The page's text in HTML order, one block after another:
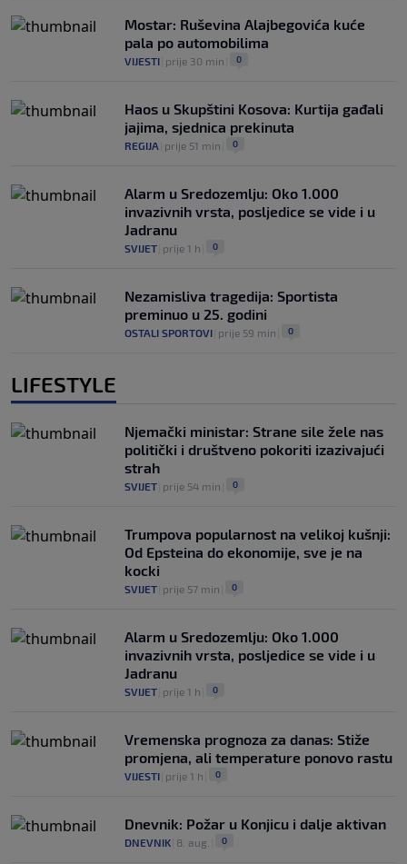
Mostar: Ruševina Alajbegovića kuće
pala po automobilima
VIJESTI prije 30 min 0
Haos u Skupštini Kosova: Kurtija gađali
jajima, sjednica prekinuta
REGIJA prije 51 min 0
Alarm u Sredozemlju: Oko 1.000
invazivnih vrsta, posljedice se vide i u
Jadranu
SVIJET prije 1 h 0
Nezamisliva tragedija: Sportista
preminuo u 25. godini
OSTALI SPORTOVI prije 59 min 0
LIFESTYLE
Njemački ministar: Strane sile žele nas
politički i društveno pokoriti izazivajući
strah
SVIJET prije 54 min 0
Trumpova popularnost na velikoj kušnji:
Od Epsteina do ekonomije, sve je na
kocki
SVIJET prije 57 min 0
Alarm u Sredozemlju: Oko 1.000
invazivnih vrsta, posljedice se vide i u
Jadranu
SVIJET prije 1 h 0
Vremenska prognoza za danas: Stiže
promjena, ali temperature ponovo rastu
VIJESTI prije 1 h 0
Dnevnik: Požar u Konjicu i dalje aktivan
DNEVNIK 8. aug. 0